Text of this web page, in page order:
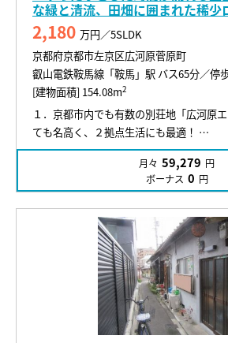
な緑と清流、田畑に囲まれた稀少
2,180 万円／5SLDK
京都府京都市左京区広河原菅原町
叡山電鉄鞍馬線「鞍馬」駅 バス65分／停
[建物面積] 154.08m2
１．京都市内でも有数の別荘地「広河原
ても名高く、２拠点生活にも最適！ …
月々 59,279 円
ボーナス 0 円